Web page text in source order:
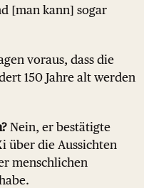
[man kann] sogar
voraus, dass die
150 Jahre alt werden
Nein, er bestätigte
über die Aussichten
menschlichen